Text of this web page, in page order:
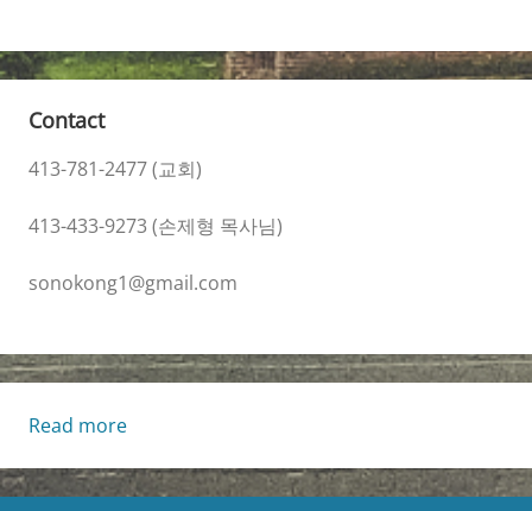
Contact
413-781-2477 (교회)
413-433-9273 (손제형 목사님)
sonokong1@gmail.com
Read more